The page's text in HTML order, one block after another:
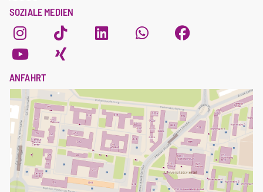
SOZIALE MEDIEN
ANFAHRT